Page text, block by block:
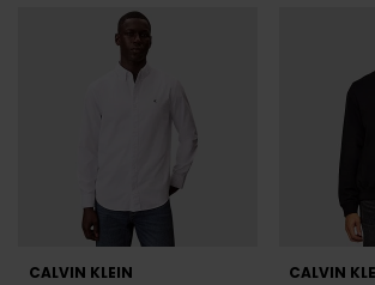
CALVIN KLEIN
CALVIN